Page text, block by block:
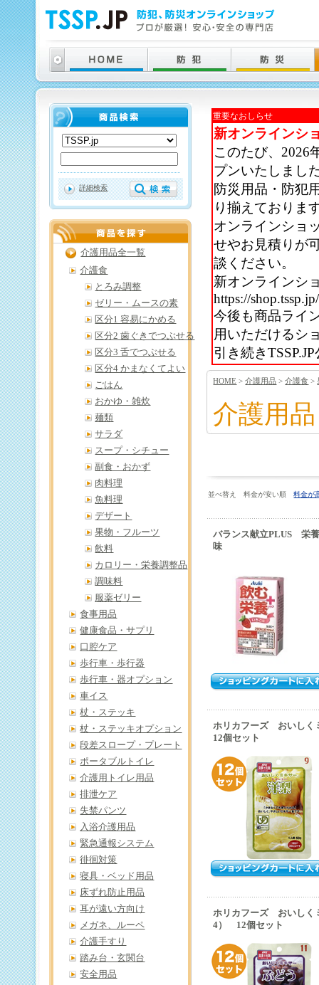
重要なおしらせ
新オンラインシ
このたび、2026
プンいたしまし
防災用品・防犯
り揃えておりま
オンラインショ
せやお見積りが
談ください。
新オンラインシ
https://shop.tssp.jp/
今後も商品ライ
用いただけるシ
引き続き
HOME >介護用品 >介護食 >
介護用品
並べ替え 料金が安い順料金が
バランス献立PLUS 栄
味
ホリカフーズ おいし
12個セット
ホリカフーズ おいしく
4） 12個セット
詳細検索
介護用品全一覧
介護食
とろみ調整
ゼリー・ムースの素
区分1 容易にかめる
区分2 歯ぐきでつぶせる
区分3 舌でつぶせる
区分4 かまなくてよい
ごはん
おかゆ・雑炊
麺類
サラダ
スープ・シチュー
副食・おかず
肉料理
魚料理
デザート
果物・フルーツ
飲料
カロリー・栄養調整品
調味料
服薬ゼリー
食事用品
健康食品・サプリ
口腔ケア
歩行車・歩行器
歩行車・器オプション
車イス
杖・ステッキ
杖・ステッキオプション
段差スロープ・プレート
ポータブルトイレ
介護用トイレ用品
排泄ケア
失禁パンツ
入浴介護用品
緊急通報システム
徘徊対策
寝具・ベッド用品
床ずれ防止用品
耳が遠い方向け
メガネ、ルーペ
介護手すり
踏み台・玄関台
安全用品